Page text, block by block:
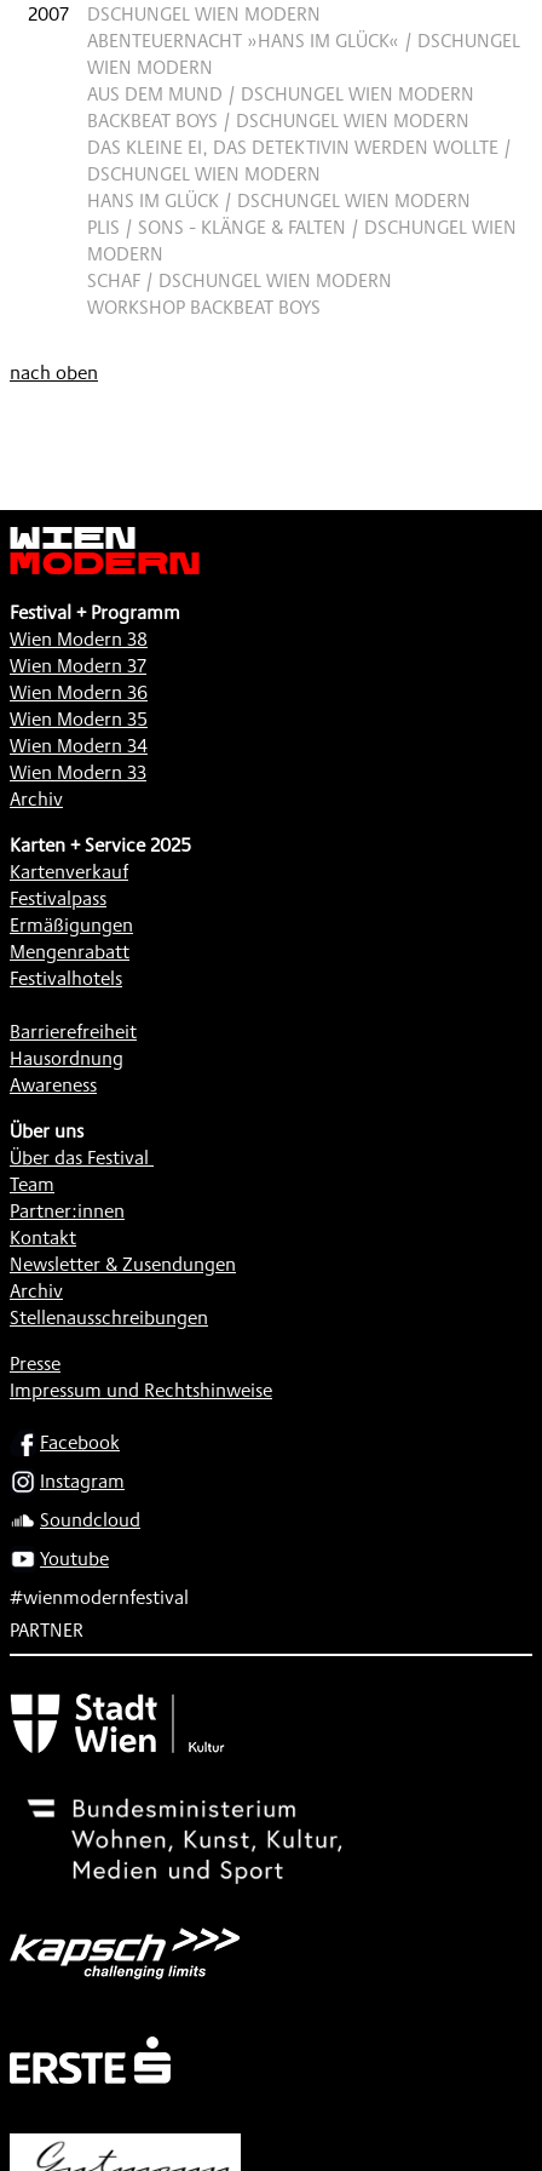
2007
DSCHUNGEL WIEN MODERN
ABENTEUERNACHT »HANS IM GLÜCK« / DSCHUNGEL
WIEN MODERN
AUS DEM MUND / DSCHUNGEL WIEN MODERN
BACKBEAT BOYS / DSCHUNGEL WIEN MODERN
DAS KLEINE EI, DAS DETEKTIVIN WERDEN WOLLTE /
DSCHUNGEL WIEN MODERN
HANS IM GLÜCK / DSCHUNGEL WIEN MODERN
PLIS / SONS - KLÄNGE & FALTEN / DSCHUNGEL WIEN
MODERN
SCHAF / DSCHUNGEL WIEN MODERN
WORKSHOP BACKBEAT BOYS
nach oben
Wien
Modern
Festival + Programm
Wien Modern 38
Wien Modern 37
Wien Modern 36
Wien Modern 35
Wien Modern 34
Wien Modern 33
Archiv
Karten + Service 2025
Kartenverkauf
Festivalpass
Ermäßigungen
Mengenrabatt
Festivalhotels
Barrierefreiheit
Hausordnung
Awareness
Über uns
Über das Festival
Team
Partner:innen
Kontakt
Newsletter & Zusendungen
Archiv
Stellenausschreibungen
Presse
Impressum und Rechtshinweise
SOCIALFacebook
Instagram
Soundcloud
Youtube
#wienmodernfestival
PARTNER
Subventionsgeber